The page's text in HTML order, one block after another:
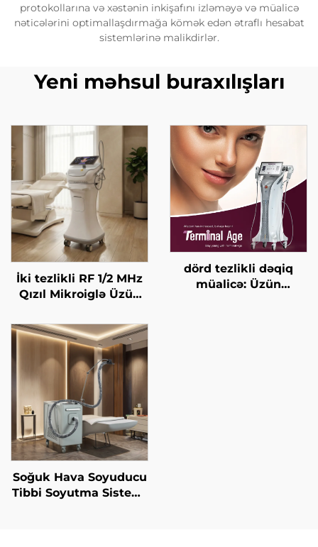
protokollarına və xəstənin inkişafını izləməyə və müalicə
nəticələrini optimallaşdırmağa kömək edən ətraflı hesabat
sistemlərinə malikdirlər.
Yeni məhsul buraxılışları
İki tezlikli RF 1/2 MHz
Qızıl Mikroiglə Üzün
dörd tezlikli dəqiq
müalicə: Üzün
Soğuk Hava Soyuducu
Tibbi Soyutma Sistemi